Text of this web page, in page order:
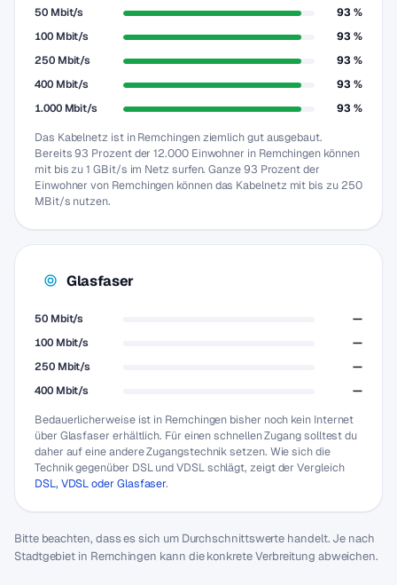
50 Mbit/s
93 %
100 Mbit/s
93 %
250 Mbit/s
93 %
400 Mbit/s
93 %
1.000 Mbit/s
93 %
Das Kabelnetz ist in Remchingen ziemlich gut ausgebaut.
Bereits 93 Prozent der 12.000 Einwohner in Remchingen können
mit bis zu 1 GBit/s im Netz surfen. Ganze 93 Prozent der
Einwohner von Remchingen können das Kabelnetz mit bis zu 250
MBit/s nutzen.
Glasfaser
50 Mbit/s
—
100 Mbit/s
—
250 Mbit/s
—
400 Mbit/s
—
Bedauerlicherweise ist in Remchingen bisher noch kein Internet
über Glasfaser erhältlich. Für einen schnellen Zugang solltest du
daher auf eine andere Zugangstechnik setzen. Wie sich die
Technik gegenüber DSL und VDSL schlägt, zeigt der Vergleich
DSL, VDSL oder Glasfaser.
Bitte beachten, dass es sich um Durchschnittswerte handelt. Je nach
Stadtgebiet in Remchingen kann die konkrete Verbreitung abweichen.